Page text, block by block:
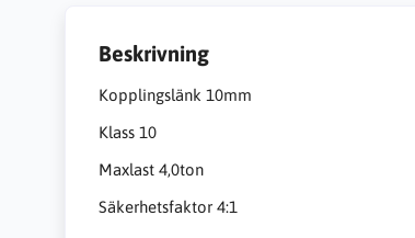
Beskrivning
Kopplingslänk 10mm
Klass 10
Maxlast 4,0ton
Säkerhetsfaktor 4:1